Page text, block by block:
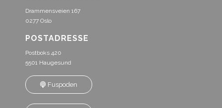
Drammensveien 167
0277 Oslo
POSTADRESSE
Postboks 420
5501 Haugesund
Fuspoden